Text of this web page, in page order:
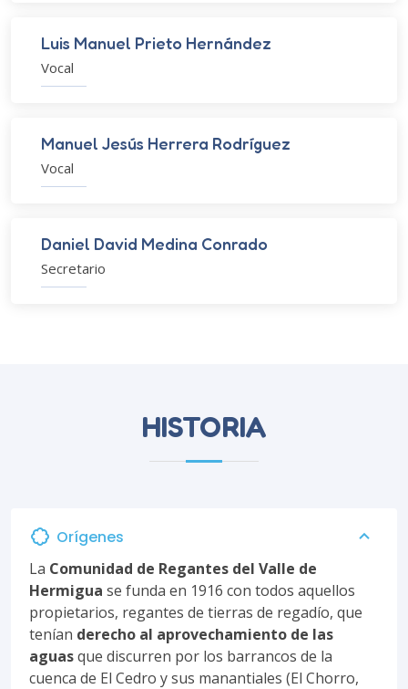
Luis Manuel Prieto Hernández
Vocal
Manuel Jesús Herrera Rodríguez
Vocal
Daniel David Medina Conrado
Secretario
HISTORIA
Orígenes
La Comunidad de Regantes del Valle de
Hermigua se funda en 1916 con todos aquellos
propietarios, regantes de tierras de regadío, que
tenían derecho al aprovechamiento de las
aguasque discurren por los barrancos de la
cuenca de El Cedro y sus manantiales (El Chorro,